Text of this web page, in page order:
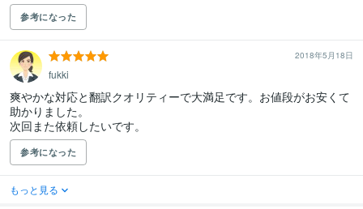
参考になった
2018年5月18日
fukki
爽やかな対応と翻訳クオリティーで大満足です。お値段がお安くて
助かりました。
次回また依頼したいです。
参考になった
もっと見る